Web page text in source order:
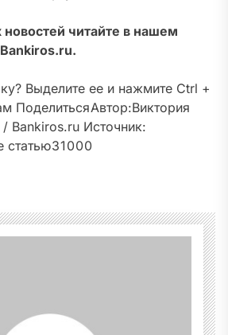
читайте в нашем
Выделите ее и нажмите Ctrl +
ПоделитьсяАвтор:Виктория
Bankiros.ru Источник:
статью31 000